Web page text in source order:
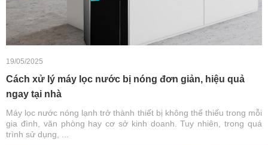
19/05/2025
Cách xử lý máy lọc nước bị nóng đơn giản, hiệu quả
ngay tại nhà
Máy lọc nước nóng lạnh trở thành thiết bị không thể thiếu trong mỗi
gia đình, văn phòng hay cơ sở kinh doanh. Tuy nhiên, trong quá
trình sử dụng, ...